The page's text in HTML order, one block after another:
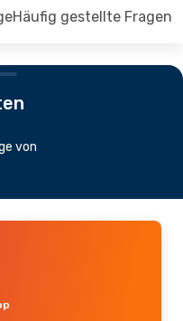
Häufig gestellte Fragen
von